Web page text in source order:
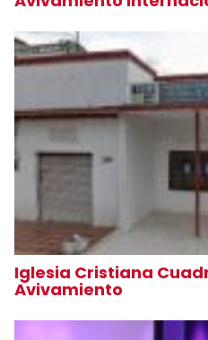
Iglesia Cristiana
Avivamiento